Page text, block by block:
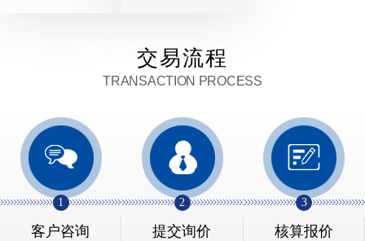
交易流程
TRANSACTION PROCESS
1
客户咨询
2
提交询价
3
核算报价